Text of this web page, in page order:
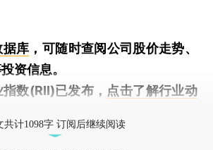
据库 ，可随时查阅公司股价走势、
资信息。
数(RII)已发布， 点击了解行业动
共计1098字 订阅后继续阅读